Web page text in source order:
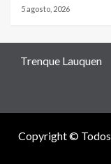
5 agosto, 2026
Trenque Lauquen
Copyright © Todos